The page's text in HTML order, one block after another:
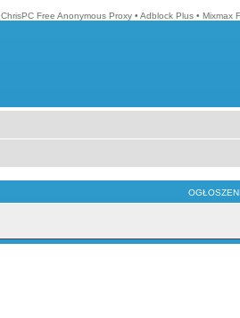
ChrisPC Free Anonymous Proxy • Adblock Plus • Mixmax